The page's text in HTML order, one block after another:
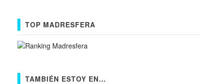
TOP MADRESFERA
TAMBIÉN ESTOY EN…